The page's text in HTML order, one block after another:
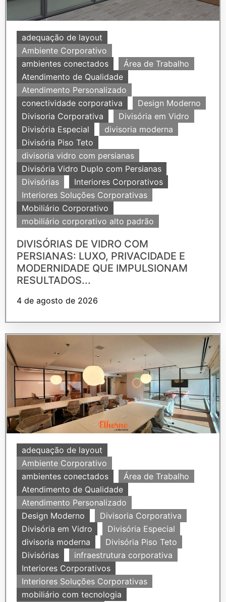
adequação de layout
Ambiente Corporativo
ambientes conectados
Área de Trabalho
Atendimento de Qualidade
Atendimento Personalizado
conectividade corporativa
Design Moderno
Divisoria Corporativa
Divisória em Vidro
Divisória Especial
divisoria moderna
Divisória Piso Teto
divisoria vidro com persianas
Divisória Vidro Duplo com Persianas
Divisórias
Interiores Corporativos
Interiores Soluções Corporativas
Mobiliário Corporativo
mobiliário corporativo alto padrão
DIVISÓRIAS DE VIDRO COM
PERSIANAS: LUXO, PRIVACIDADE E
MODERNIDADE QUE IMPULSIONAM
RESULTADOS...
4 de agosto de 2026
adequação de layout
Ambiente Corporativo
ambientes conectados
Área de Trabalho
Atendimento de Qualidade
Atendimento Personalizado
Design Moderno
Divisoria Corporativa
Divisória em Vidro
Divisória Especial
divisoria moderna
Divisória Piso Teto
Divisórias
infraestrutura corporativa
Interiores Corporativos
Interiores Soluções Corporativas
mobiliário com tecnologia